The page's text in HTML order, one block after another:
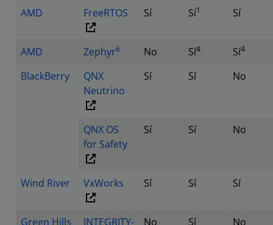
AMD FreeRTOS Sí Sí1 Sí
AMD Zephyr6 No Sí4 Sí4
BlackBerry
QNX
Neutrino
Sí Sí No
QNX OS
for Safety
Sí Sí No
Wind River VxWorks Sí Sí Sí
Green Hills INTEGRITY- No Sí No